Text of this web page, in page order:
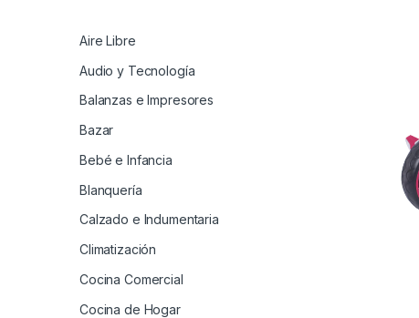
Aire Libre
Audio y Tecnología
Balanzas e Impresores
Bazar
Bebé e Infancia
Blanquería
Calzado e Indumentaria
Climatización
Cocina Comercial
Cocina de Hogar